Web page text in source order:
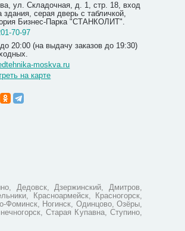
ул. Складочная, д. 1, стр. 18, вход
здания, серая дверь с табличкой,
Бизнес-Парка "СТАНКОЛИТ".
70-97
20:00 (на выдачу заказов до 19:30)
moskva.ru
на карте
Дедовск, Дзержинский, Дмитров,
Красноармейск, Красногорск,
Фоминск, Ногинск, Одинцово, Озёры,
Старая Купавна, Ступино,